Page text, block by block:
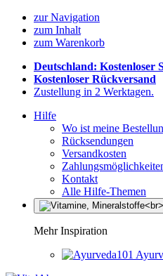
zur Navigation
zum Inhalt
zum Warenkorb
Deutschland: Kostenloser
Kostenloser Rückversand
Zustellung in 2 Werktagen.
Hilfe
Wo ist meine
Rücksendungen
Versandkosten
Kontakt
Alle Hilfe-Themen
Mehr Inspiration